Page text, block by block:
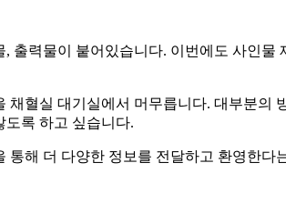
출력물이 붙어있습니다. 이번에도 사인
채혈실 대기실에서 머무릅니다. 대부분
도록 하고 싶습니다.
통해 더 다양한 정보를 전달하고 환영한